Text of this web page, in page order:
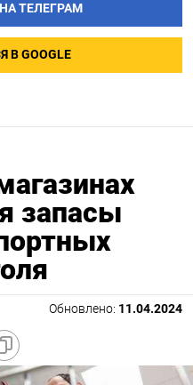
ТЕЛЕГРАМ
GOOGLE
запасы
Обновлено: 11.04.2024